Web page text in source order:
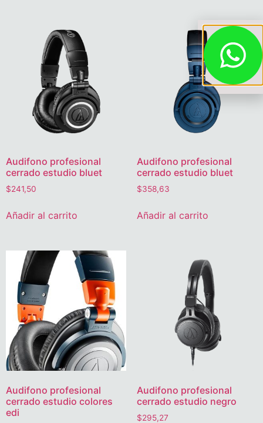
Audifono profesional
cerrado estudio bluet
$241,50
Añadir al carrito
Audifono profesional
cerrado estudio bluet
$358,63
Añadir al carrito
Audifono profesional
cerrado estudio colores
edi
Audifono profesional
cerrado estudio negro
$295,27